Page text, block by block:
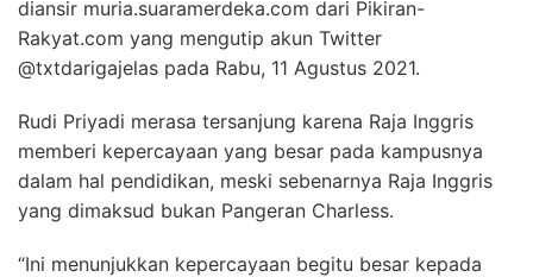
diansir muria.suaramerdeka.com dari Pikiran-
Rakyat.com yang mengutip akun Twitter
@txtdarigajelas pada Rabu, 11 Agustus 2021.
Rudi Priyadi merasa tersanjung karena Raja Inggris
memberi kepercayaan yang besar pada kampusnya
dalam hal pendidikan, meski sebenarnya Raja Inggris
yang dimaksud bukan Pangeran Charless.
“Ini menunjukkan kepercayaan begitu besar kepada